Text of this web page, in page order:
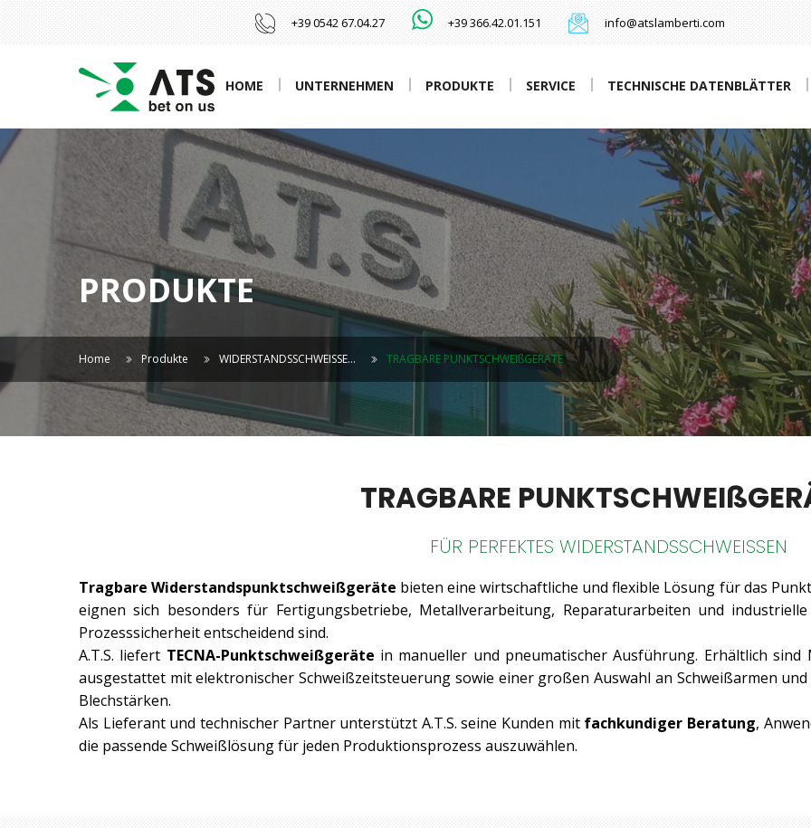
+39 0542 67.04.27 +39 366.42.01.151 info@atslamberti.com
HOME UNTERNEHMEN PRODUKTE SERVICE TECHNISCHE DATENBLÄTTER
PRODUKTE
Home Produkte WIDERSTANDSSCHWEISSE… TRAGBARE PUNKTSCHWEIßGERÄTE
TRAGBARE
FÜR PERFEKTES WIDERSTANDSSCHWEISSEN
Tragbare Widerstandspunktschweißgeräte bieten eine wirtschaftliche und flexible Lösung für das
eignen sich besonders für Fertigungsbetriebe, Metallverarbeitung, Reparaturarbeiten und
Prozesssicherheit entscheidend sind.
A.T.S. liefert TECNA-Punktschweißgeräte in manueller und pneumatischer Ausführung. Erhältlich sind
ausgestattet mit elektronischer Schweißzeitsteuerung sowie einer großen Auswahl an Schweißarmen
Blechstärken.
Als Lieferant und technischer Partner unterstützt A.T.S. seine Kunden mit fachkundiger Beratung,
die passende Schweißlösung für jeden Produktionsprozess auszuwählen.